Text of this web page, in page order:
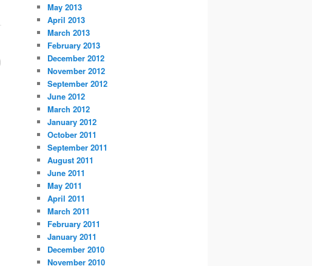
May 2013
April 2013
March 2013
February 2013
December 2012
November 2012
September 2012
June 2012
March 2012
January 2012
October 2011
September 2011
August 2011
June 2011
May 2011
April 2011
March 2011
February 2011
January 2011
December 2010
November 2010